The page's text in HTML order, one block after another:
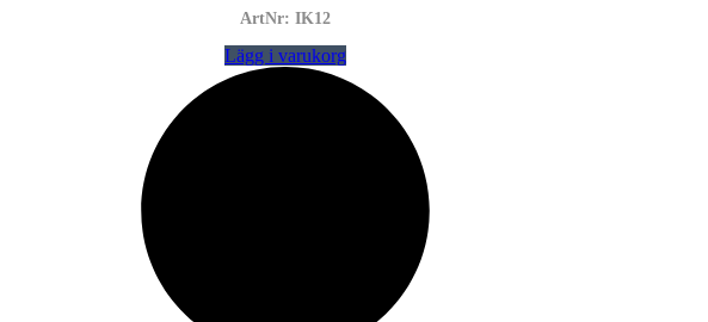
ArtNr: IK12
Lägg i varukorg